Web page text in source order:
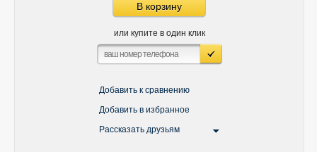
В корзину
или купите в один клик
Добавить к сравнению
Добавить в избранное
Рассказать друзьям